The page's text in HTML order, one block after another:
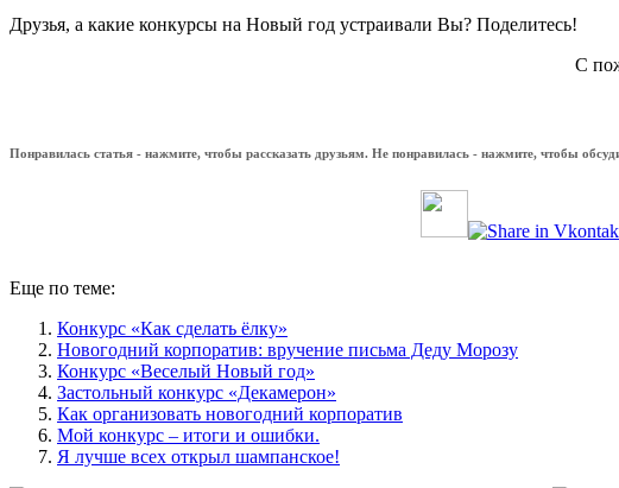
Друзья, а какие конкурсы на Новый год устраивали Вы? Поделитесь!
С
Понравилась статья - нажмите, чтобы рассказать друзьям. Не понравилась - нажмите, чтобы
Еще по теме:
Конкурс «Как сделать ёлку»
Новогодний корпоратив: вручение письма Деду Морозу
Конкурс «Веселый Новый год»
Застольный конкурс «Декамерон»
Как организовать новогодний корпоратив
Мой конкурс – итоги и ошибки.
Я лучше всех открыл шампанское!